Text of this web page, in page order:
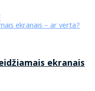
ekranais